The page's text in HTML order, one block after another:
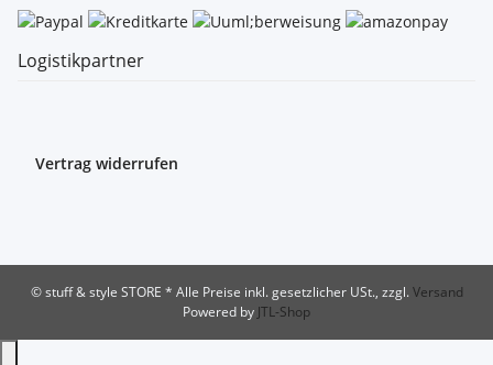
Logistikpartner
Vertrag widerrufen
© stuff & style STORE * Alle Preise inkl. gesetzlicher USt., zzgl.Versand
Powered by JTL-Shop